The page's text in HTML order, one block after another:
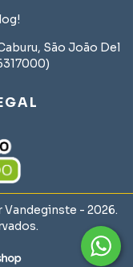
São João Del
- 2026.